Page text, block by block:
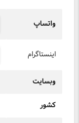
واتساپ
اینستاگرام
وبسایت
کشور